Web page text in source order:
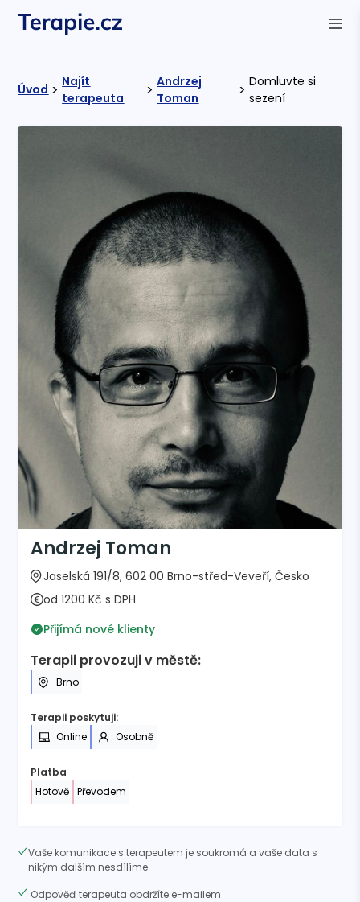
Úvod > Najít
terapeuta
> Andrzej
Toman
> Domluvte si
sezení
Andrzej Toman
Jaselská 191/8, 602 00 Brno-střed-Veveří, Česko
od 1200 Kč s DPH
Přijímá nové klienty
Terapii provozuji v městě:
Brno
Terapii poskytuji:
Online
Osobně
Platba
Hotově
Převodem
Vaše komunikace s terapeutem je soukromá a vaše data s
nikým dalším nesdílíme
Odpověď terapeuta obdržíte e-mailem